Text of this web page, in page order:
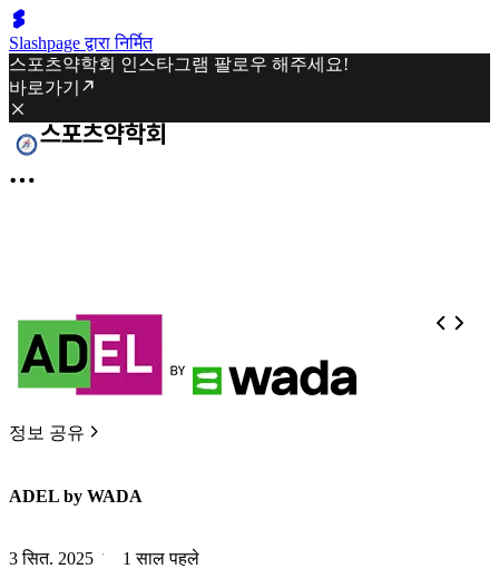
Slashpage द्वारा निर्मित
스포츠약학회 인스타그램 팔로우 해주세요!
바로가기
정보 공유
ADEL by WADA
3 सित. 2025 1 साल पहले